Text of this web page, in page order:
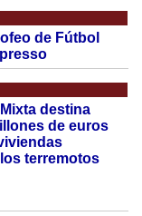
de Fútbol
destina
de euros
terremotos